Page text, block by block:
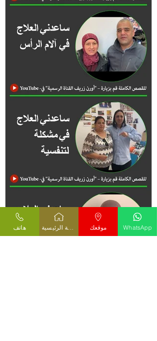
هاتف موقعك WhatsApp